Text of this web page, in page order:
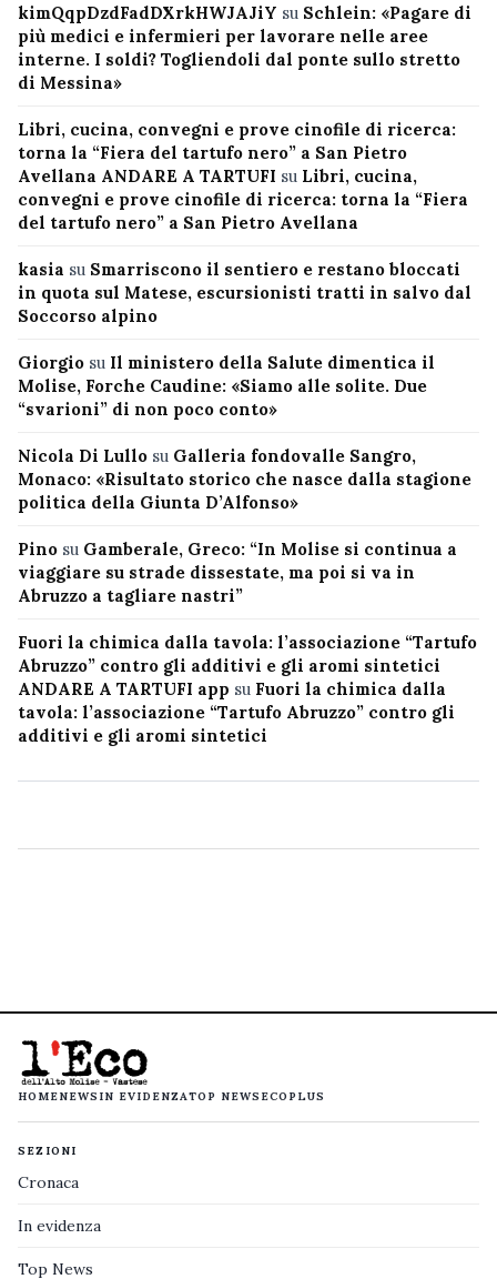
kimQqpDzdFadDXrkHWJAJiY su Schlein: «Pagare di
più medici e infermieri per lavorare nelle aree
interne. I soldi? Togliendoli dal ponte sullo stretto
di Messina»
Libri, cucina, convegni e prove cinofile di ricerca:
torna la “Fiera del tartufo nero” a San Pietro
Avellana ANDARE A TARTUFI su Libri, cucina,
convegni e prove cinofile di ricerca: torna la “Fiera
del tartufo nero” a San Pietro Avellana
kasia su Smarriscono il sentiero e restano bloccati
in quota sul Matese, escursionisti tratti in salvo dal
Soccorso alpino
Giorgio su Il ministero della Salute dimentica il
Molise, Forche Caudine: «Siamo alle solite. Due
“svarioni” di non poco conto»
Nicola Di Lullo su Galleria fondovalle Sangro,
Monaco: «Risultato storico che nasce dalla stagione
politica della Giunta D’Alfonso»
Pino su Gamberale, Greco: “In Molise si continua a
viaggiare su strade dissestate, ma poi si va in
Abruzzo a tagliare nastri”
Fuori la chimica dalla tavola: l’associazione “Tartufo
Abruzzo” contro gli additivi e gli aromi sintetici
ANDARE A TARTUFI app su Fuori la chimica dalla
tavola: l’associazione “Tartufo Abruzzo” contro gli
additivi e gli aromi sintetici
HOMENEWS IN EVIDENZATOP NEWS ECOPLUS
SEZIONI
Cronaca
In evidenza
Top News